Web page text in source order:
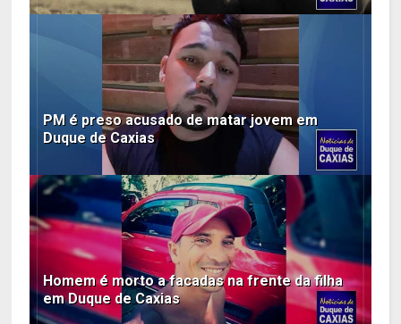
PM é preso acusado de matar jovem em
Duque de Caxias
Homem é morto a facadas na frente da filha
em Duque de Caxias